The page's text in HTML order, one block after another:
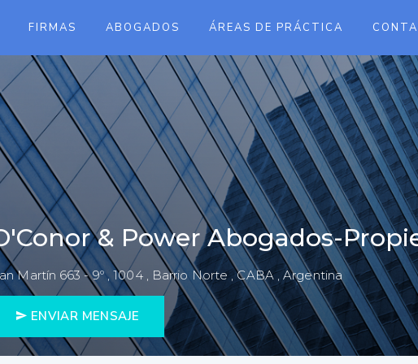
FIRMAS ABOGADOS ÁREAS DE PRÁCTICA
& Power Abogados-
Martín 663 - 9º , 1004 , Barrio Norte , CABA , Argentina
ENVIAR MENSAJE